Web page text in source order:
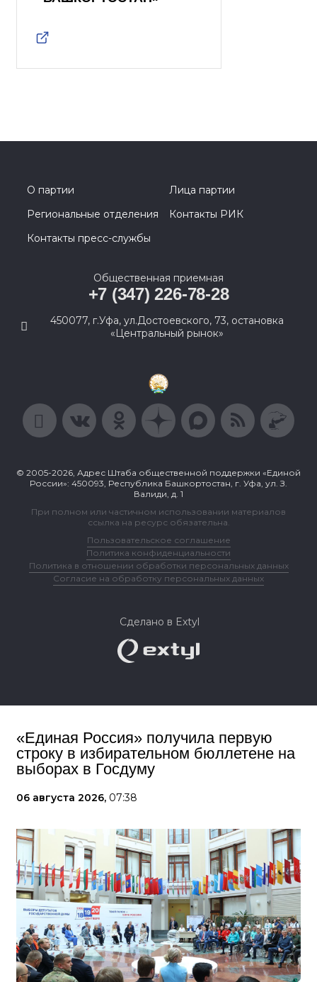
О партии
Лица партии
Региональные отделения
Контакты РИК
Контакты пресс-службы
Общественная приемная
+7 (347) 226-78-28
450077, г.Уфа, ул.Достоевского, 73, остановка
«Центральный рынок»
© 2005-2026, Адрес Штаба общественной поддержки «Единой
России»: 450093, Республика Башкортостан, г. Уфа, ул. З.
Валиди, д. 1
При полном или частичном использовании материалов
ссылка на ресурс обязательна.
Пользовательское соглашение
Политика конфиденциальности
Политика в отношении обработки персональных данных
Согласие на обработку персональных данных
Сделано в Extyl
«Единая Россия» получила первую
строку в избирательном бюллетене на
выборах в Госдуму
06 августа 2026, 07:38